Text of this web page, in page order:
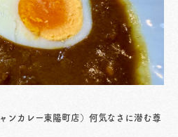
カレー東陽町店）何気なさに潜む尊